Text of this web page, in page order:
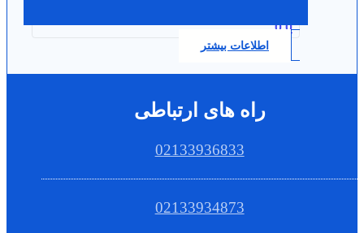
0.0
اطلاعات بیشتر
راه های ارتباطی
02133936833
02133934873